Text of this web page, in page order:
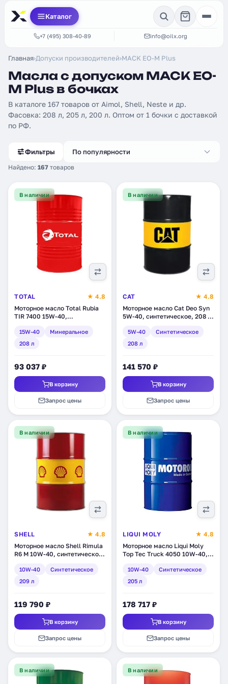
Каталог
+7 (495) 308-40-89 info@oilx.org
Главная›Допуски производителей›MACK EO-M Plus
Масла с допуском MACK EO-
M Plus в бочках
В каталоге 167 товаров от Aimol, Shell, Neste и др.
Фасовка: 208 л, 205 л, 200 л. Оптом от 1 бочки с доставкой
по РФ.
Фильтры
Найдено: 167 товаров
По популярности
В наличии
TOTAL
★ 4.8
Моторное масло Total Rubia
TIR 7400 15W-40,
15W-40
Минеральное
208 л
93 037 ₽
В корзину
Запрос цены
В наличии
CAT
★ 4.8
Моторное масло Cat Deo Syn
5W-40, синтетическое, 208 л
5W-40
Синтетическое
208 л
141 570 ₽
В корзину
Запрос цены
В наличии
SHELL
★ 4.8
Моторное масло Shell Rimula
R6 M 10W-40, синтетическое,
10W-40
Синтетическое
209 л
119 790 ₽
В корзину
Запрос цены
В наличии
LIQUI MOLY
★ 4.8
Моторное масло Liqui Moly
Top Tec Truck 4050 10W-40,
10W-40
Синтетическое
205 л
178 717 ₽
В корзину
Запрос цены
В наличии В наличии